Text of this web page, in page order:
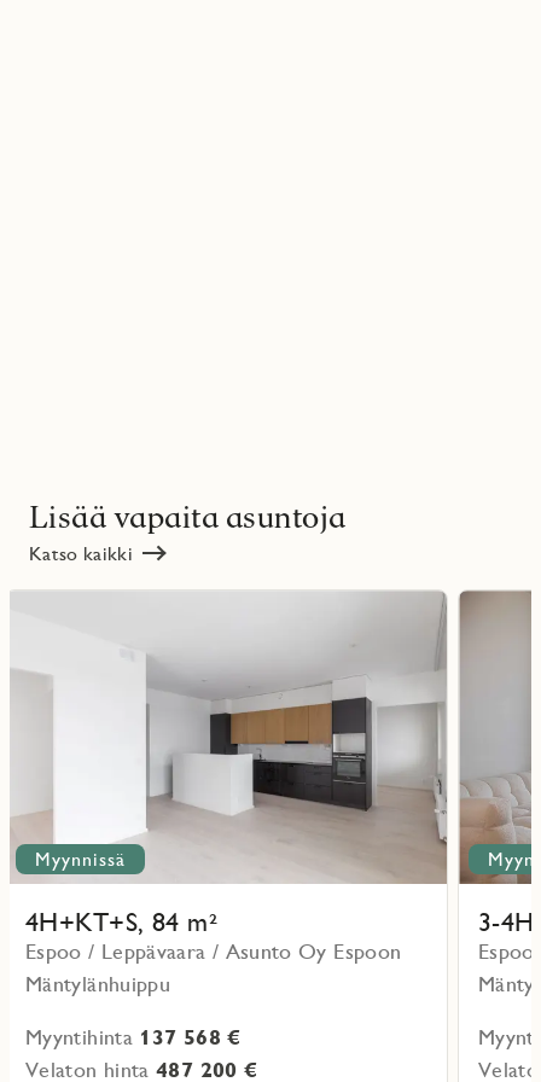
Lisää vapaita asuntoja
Katso kaikki
Myynnissä
4H+KT+S, 84 m²
Espoo / Leppävaara / Asunto Oy Espoon
Mäntylänhuippu
Myyntihinta 137 568 €
Velaton hinta487 200 €
3-
Lue